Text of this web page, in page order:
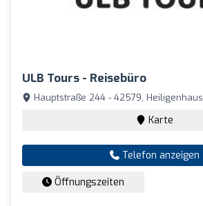
ULB Tours - Reisebüro
Hauptstraße 244 - 42579, Heiligenhaus
Karte
Telefon anzeigen
Öffnungszeiten